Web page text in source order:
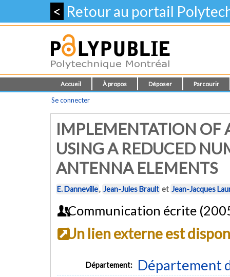
< Retour au portail
Accueil À propos Déposer Parcourir
Se connecter
IMPLEMENTATION OF
USING A REDUCED
ANTENNA ELEMENTS
E. Danneville, Jean-Jules Brault et Jean-Jacques
Communication écrite
Un lien externe est
Département: Département